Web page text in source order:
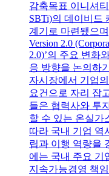
감축목표 이니셔티
SBTi)의 데이비드
계기로 마련됐으
Version 2.0
2.0)’의 주요 변화
응 방향을 논의하
자시장에서 기업
요건으로 자리 잡
들은 협력사와 투
할 수 있는 온실가
따라 국내 기업 역
립과 이행 역량을
에는 국내 주요 기
지속가능경영 책